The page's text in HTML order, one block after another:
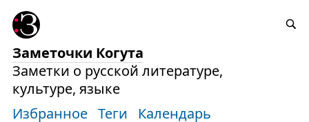
Заметочки Когута
Заметки о русской литературе,
культуре, языке
Избранное Теги
Календарь